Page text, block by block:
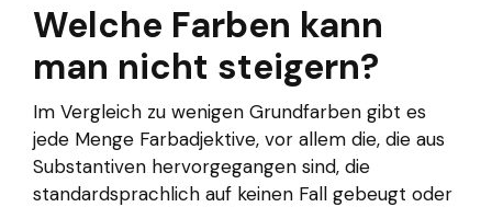
Welche Farben kann
man nicht steigern?
Im Vergleich zu wenigen Grundfarben gibt es
jede Menge Farbadjektive, vor allem die, die aus
Substantiven hervorgegangen sind, die
standardsprachlich auf keinen Fall gebeugt oder